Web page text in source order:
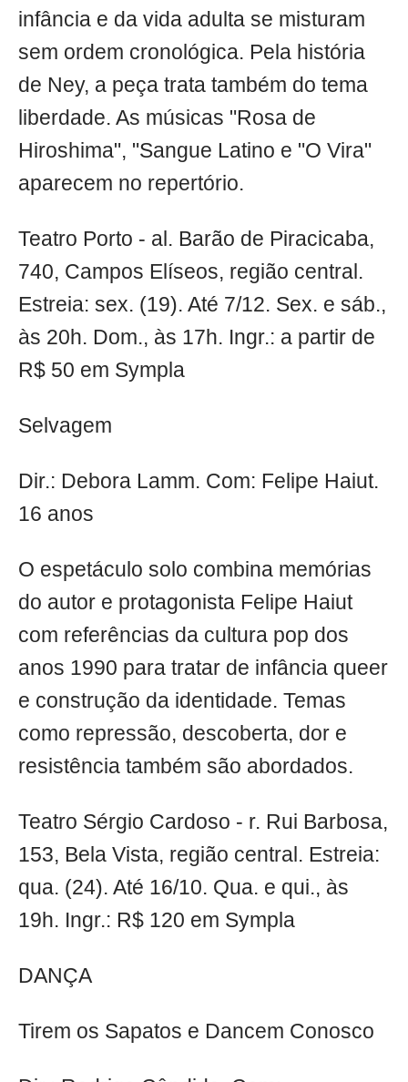
infância e da vida adulta se misturam
sem ordem cronológica. Pela história
de Ney, a peça trata também do tema
liberdade. As músicas "Rosa de
Hiroshima", "Sangue Latino e "O Vira"
aparecem no repertório.
Teatro Porto - al. Barão de Piracicaba,
740, Campos Elíseos, região central.
Estreia: sex. (19). Até 7/12. Sex. e sáb.,
às 20h. Dom., às 17h. Ingr.: a partir de
R$ 50 em Sympla
Selvagem
Dir.: Debora Lamm. Com: Felipe Haiut.
16 anos
O espetáculo solo combina memórias
do autor e protagonista Felipe Haiut
com referências da cultura pop dos
anos 1990 para tratar de infância queer
e construção da identidade. Temas
como repressão, descoberta, dor e
resistência também são abordados.
Teatro Sérgio Cardoso - r. Rui Barbosa,
153, Bela Vista, região central. Estreia:
qua. (24). Até 16/10. Qua. e qui., às
19h. Ingr.: R$ 120 em Sympla
DANÇA
Tirem os Sapatos e Dancem Conosco